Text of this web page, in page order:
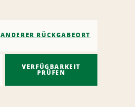
ANDERER RÜCKGABEORT
VERFÜGBARKEIT
PRÜFEN